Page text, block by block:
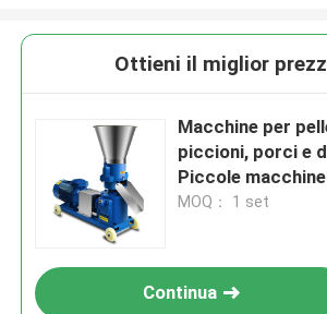
Ottieni il miglior
Macchine per
piccioni, porci e
Piccole
mangimi
MOQ： 1 set
Continua